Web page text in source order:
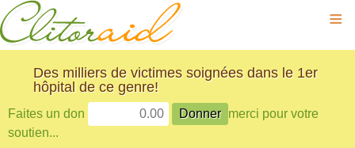
≡
Des milliers de victimes soignées dans le 1er
hôpital de ce genre!
Faites un don
merci pour votre
soutien...